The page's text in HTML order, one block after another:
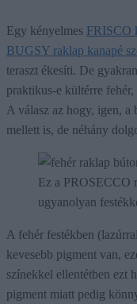
Egy kényelmes FRISCO
BUGSY raklap kanapé
teraszt ékesíti. De
praktikus-e kültérre
A válasz az hogy, igen, a
mellett is, de néhány
Ez a PROSECCO
ugyanolyan
A fehér festékben
kevesebb pigment van,
színekkel ellentétben ezt
pigment miatt pedig